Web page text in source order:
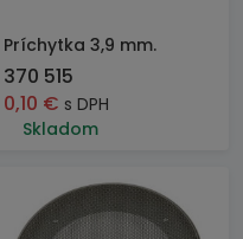
Príchytka 3,9 mm.
370 515
0,10 € s DPH
Skladom